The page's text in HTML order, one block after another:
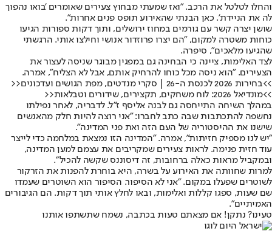
והחלו לטלטל את הרכב. "ואז שמעתי מבחוץ צעירים שאומרים 'בואו נהפוך
לה את הניידת'. כאן הבנתי שהאירוע תופס פנים אחרות".
שושן יצרה קשר עם גורמים במחוז ירושלים, ותוך דקות ספורות הגיעו
כוחות משטרה למקום, "הם יצרו פרוזדור אנושי וחילצו אותי. הרגשתי
שהגיעו מלאכים", סיפרה.
לצד האלימות, ציינה כי הבחינה גם במפגין מבוגר שניסה לעצור את
הצעירים. "הוא ניסה מכל כוחו להרחיק אותם, אבל לא הצליח", אמרה.
>>בחירות 2026 לכנסת ה-26 | סקרי מנדטים, מפת הגושים ועדכונים<<
>>מונדיאל 2026: לוח משחקים, תקצירים, שידורים וטבלאות<<
במהלך השיחה התייחסה גם לבנה אליסף ז"ל. לדבריה, לאחר נפילתו
נחשפה להתכתבות שבה כתב לחברו: "אני רוצה להיות חלק מהאנשים
שישנו את ההיסטוריה של העם הזה ואת פני המדינה".
"יש לנו מספיק חזיתות", אמרה. "המדינה הזו נמצאת במלחמה כדי לייצר
עוד חזית פנימה. לראות צעירים שמקריבים את עצמם למען המדינה,
ובמקביל מראות כאלה ברחובות, זה דיסוננס שקשה להכיל".
למרות שחוותה את האירוע על בשרה, היא בוחרת להפנות את הזרקור
לשוטרים שפעלו במקום. "אני לא הסיפור. הסיפור הוא השוטרים שעמדו
שם שעות, ספגו קללות ואלימות, ובאו לחלץ אותי תוך דקות. הם הגיבורים
האמיתיים".
טעינו? נתקן! אם מצאתם טעות בכתבה, נשמח שתשתפו אותנו